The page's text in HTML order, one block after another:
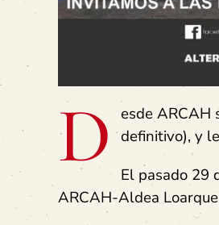
D
esde ARCAH
definitivo), y
El pasado 29
ARCAH-Aldea